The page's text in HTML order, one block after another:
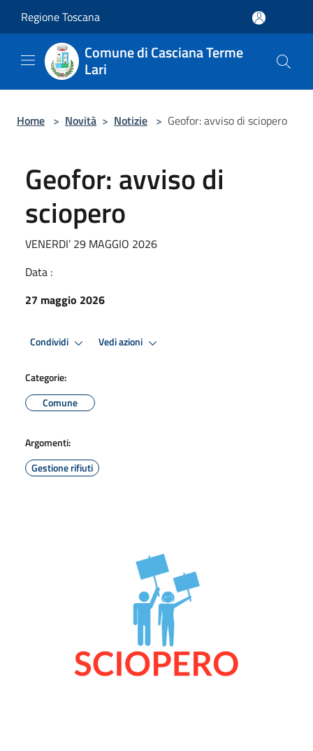
Regione Toscana
Comune di Casciana Terme
Lari
Home > Novità > Notizie > Geofor: avviso di sciopero
Geofor: avviso di
sciopero
VENERDI’ 29 MAGGIO 2026
Data :
27 maggio 2026
Condividi Vedi azioni
Categorie:
Comune
Argomenti:
Gestione rifiuti